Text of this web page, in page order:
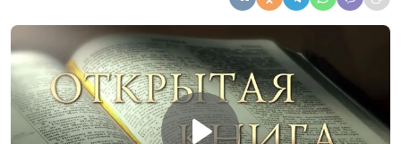
священнослужитель,
Христос перед
синедрионом
Юлия Синицына,
Леонтий Гунько,
священнослужитель,
доктор богословия